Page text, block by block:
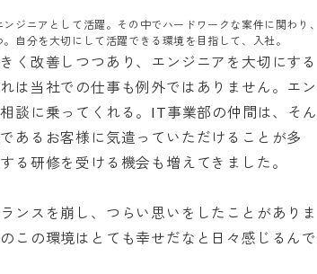
ジニアとして活躍。その中でハードワークな案件に関わり、
自分を大切にして活躍できる環境を目指して、入社。
く改善しつつあり、エンジニアを大切にする
は当社での仕事も例外ではありません。エン
談に乗ってくれる。IT事業部の仲間は、そん
あるお客様に気遣っていただけることが多
る研修を受ける機会も増えてきました。
ンスを崩し、つらい思いをしたことがありま
この環境はとても幸せだなと日々感じるんで